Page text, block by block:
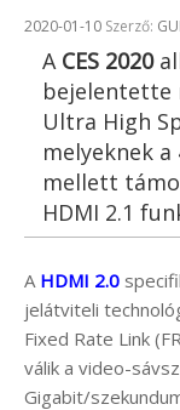
Beküldve:
2020-01-10 Szerző:
A CES 2020
bejelentette
Ultra High
melyeknek
mellett
HDMI 2.1
A HDMI 2.0
jelátviteli
Fixed Rate Link
válik a video-
Gigabit/